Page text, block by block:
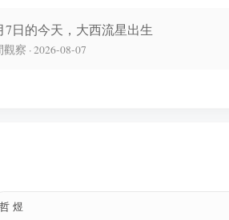
7日的今天，大西流星出生
察 · 2026-08-07
哲煜